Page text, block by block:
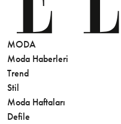
MODA
Moda Haberleri
Trend
Stil
Moda Haftaları
Defile